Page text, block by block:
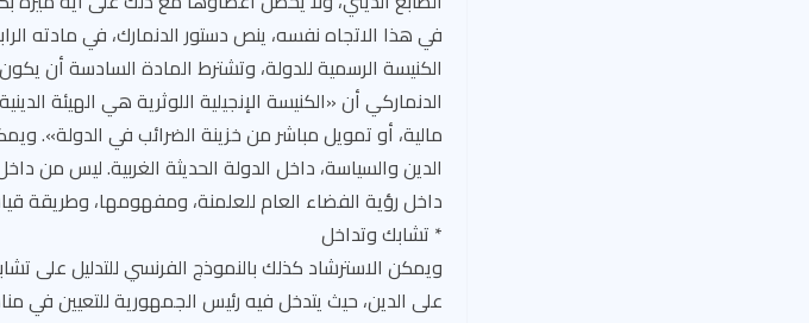
في هذا الاتجاه نفسه، ينص دستور الدنمارك، في مادته
الكنيسة الرسمية للدولة، وتشترط المادة السادسة أن
الدنماركي أن «الكنيسة الإنجيلية اللوثرية هي الهيئة
مالية، أو تمويل مباشر من خزينة الضرائب في الدولة».
الدين والسياسة، داخل الدولة الحديثة الغربية. ليس
داخل رؤية الفضاء العام للعلمنة، ومفهومها، وطريقة
* تشابك وتداخل
ويمكن الاسترشاد كذلك بالنموذج الفرنسي للتدليل على
على الدين، حيث يتدخل فيه رئيس الجمهورية للتعيين